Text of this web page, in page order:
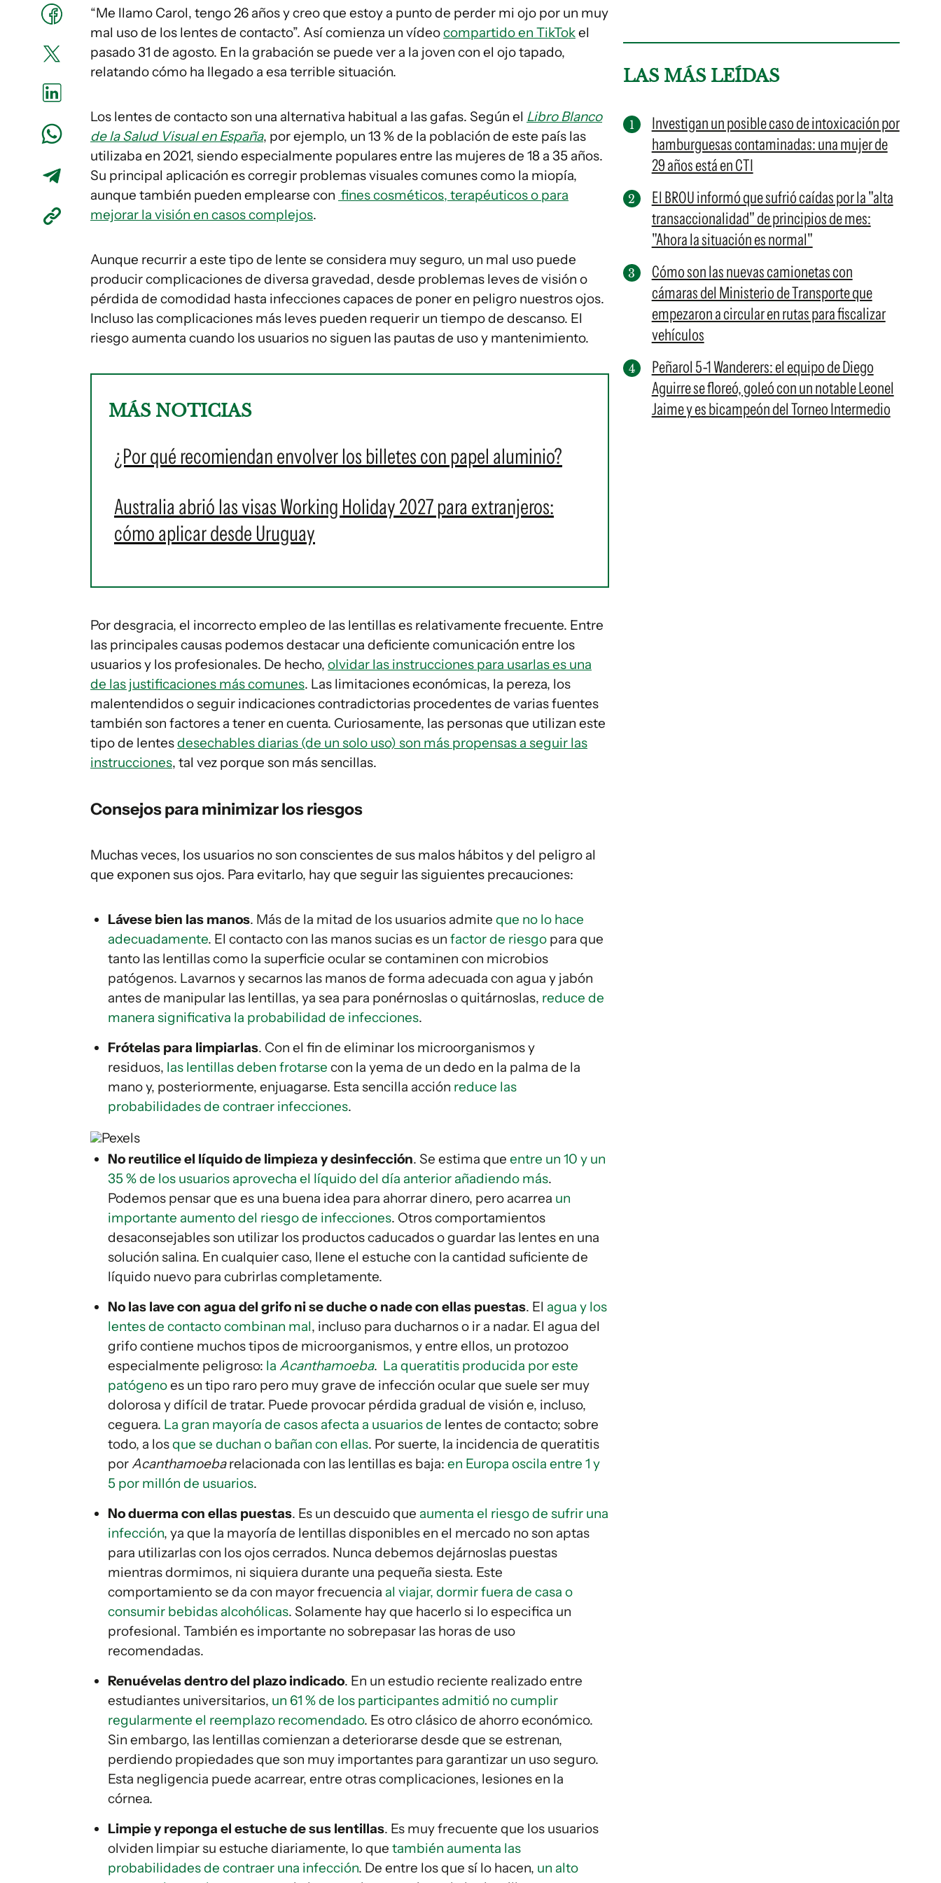
“Me llamo Carol, tengo 26 años y creo que estoy a punto de perder mi ojo por un muy
mal uso de los lentes de contacto”. Así comienza un vídeocompartido en TikTokel
pasado 31 de agosto. En la grabación se puede ver a la joven con el ojo tapado,
relatando cómo ha llegado a esa terrible situación.
Los lentes de contacto son una alternativa habitual a las gafas. Según el Libro Blanco
de la Salud Visual en España, por ejemplo, un 13 % de la población de este país las
utilizaba en 2021, siendo especialmente populares entre las mujeres de 18 a 35 años.
Su principal aplicación es corregir problemas visuales comunes como la miopía,
aunque también pueden emplearse con fines cosméticos, terapéuticos o para
mejorar la visión en casos complejos.
Aunque recurrir a este tipo de lente se considera muy seguro, un mal uso puede
producir complicaciones de diversa gravedad, desde problemas leves de visión o
pérdida de comodidad hasta infecciones capaces de poner en peligro nuestros ojos.
Incluso las complicaciones más leves pueden requerir un tiempo de descanso. El
riesgo aumenta cuando los usuarios no siguen las pautas de uso y mantenimiento.
MÁS NOTICIAS
¿Por qué recomiendan envolver los billetes con papel aluminio?
Australia abrió las visas Working Holiday 2027 para extranjeros:
cómo aplicar desde Uruguay
Por desgracia, el incorrecto empleo de las lentillas es relativamente frecuente. Entre
las principales causas podemos destacar una deficiente comunicación entre los
usuarios y los profesionales. De hecho, olvidar las instrucciones para usarlas es una
de las justificaciones más comunes. Las limitaciones económicas, la pereza, los
malentendidos o seguir indicaciones contradictorias procedentes de varias fuentes
también son factores a tener en cuenta. Curiosamente, las personas que utilizan este
tipo de lentesdesechables diarias (de un solo uso) son más propensas a seguir las
instrucciones, tal vez porque son más sencillas.
Consejos para minimizar los riesgos
Muchas veces, los usuarios no son conscientes de sus malos hábitos y del peligro al
que exponen sus ojos. Para evitarlo, hay que seguir las siguientes precauciones:
Lávese bien las manos. Más de la mitad de los usuarios admite que no lo hace
adecuadamente. El contacto con las manos sucias es un factor de riesgo para que
tanto las lentillas como la superficie ocular se contaminen con microbios
patógenos. Lavarnos y secarnos las manos de forma adecuada con agua y jabón
antes de manipular las lentillas, ya sea para ponérnoslas o quitárnoslas, reduce de
manera significativa la probabilidad de infecciones.
Frótelas para limpiarlas. Con el fin de eliminar los microorganismos y
residuos, las lentillas deben frotarse con la yema de un dedo en la palma de la
mano y, posteriormente, enjuagarse. Esta sencilla acción reduce las
probabilidades de contraer infecciones.
Pexels
No reutilice el líquido de limpieza y desinfección. Se estima que entre un 10 y un
35 % de los usuarios aprovecha el líquido del día anterior añadiendo más.
Podemos pensar que es una buena idea para ahorrar dinero, pero acarrea un
importante aumento del riesgo de infecciones. Otros comportamientos
desaconsejables son utilizar los productos caducados o guardar las lentes en una
solución salina. En cualquier caso, llene el estuche con la cantidad suficiente de
líquido nuevo para cubrirlas completamente.
No las lave con agua del grifo ni se duche o nade con ellas puestas. El agua y los
lentes de contacto combinan mal, incluso para ducharnos o ir a nadar. El agua del
grifo contiene muchos tipos de microorganismos, y entre ellos, un protozoo
especialmente peligroso: la Acanthamoeba. La queratitis producida por este
patógenoes un tipo raro pero muy grave de infección ocular que suele ser muy
dolorosa y difícil de tratar. Puede provocar pérdida gradual de visión e, incluso,
ceguera. La gran mayoría de casos afecta a usuarios de lentes de contacto; sobre
todo, a losque se duchan o bañan con ellas. Por suerte, la incidencia de queratitis
por Acanthamoebarelacionada con las lentillas es baja: en Europa oscila entre 1 y
5 por millón de usuarios.
No duerma con ellas puestas. Es un descuido que aumenta el riesgo de sufrir una
infección, ya que la mayoría de lentillas disponibles en el mercado no son aptas
para utilizarlas con los ojos cerrados. Nunca debemos dejárnoslas puestas
mientras dormimos, ni siquiera durante una pequeña siesta. Este
comportamiento se da con mayor frecuencia al viajar, dormir fuera de casa o
consumir bebidas alcohólicas. Solamente hay que hacerlo si lo especifica un
profesional. También es importante no sobrepasar las horas de uso
recomendadas.
Renuévelas dentro del plazo indicado. En un estudio reciente realizado entre
estudiantes universitarios, un 61 % de los participantes admitió no cumplir
regularmente el reemplazo recomendado. Es otro clásico de ahorro económico.
Sin embargo, las lentillas comienzan a deteriorarse desde que se estrenan,
perdiendo propiedades que son muy importantes para garantizar un uso seguro.
Esta negligencia puede acarrear, entre otras complicaciones, lesiones en la
córnea.
Limpie y reponga el estuche de sus lentillas. Es muy frecuente que los usuarios
olviden limpiar su estuche diariamente, lo que también aumenta las
probabilidades de contraer una infección. De entre los que sí lo hacen, un alto
LAS MÁS LEÍDAS
Investigan un posible caso de intoxicación por
hamburguesas contaminadas: una mujer de
29 años está en CTI
El BROU informó que sufrió caídas por la "alta
transaccionalidad" de principios de mes:
"Ahora la situación es normal"
Cómo son las nuevas camionetas con
cámaras del Ministerio de Transporte que
empezaron a circular en rutas para fiscalizar
vehículos
Peñarol 5-1 Wanderers: el equipo de Diego
Aguirre se floreó, goleó con un notable Leonel
Jaime y es bicampeón del Torneo Intermedio